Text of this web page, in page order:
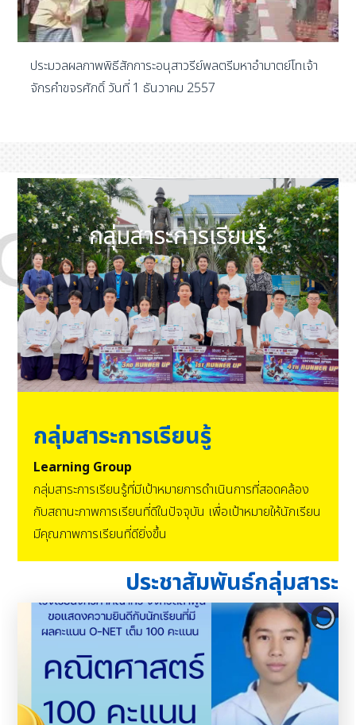
ประมวลผลภาพพิธีสักการะอนุสาวรีย์พลตรีมหาอำมาตย์โทเจ้า
จักรคำขจรศักดิ์ วันที่ 1 ธันวาคม 2557
กลุ่มสาระการเรียนรู้
กลุ่มสาระการเรียนรู้
Learning Group
กลุ่มสาระการเรียนรู้ที่มีเป้าหมายการดำเนินการที่สอดคล้อง
กับสถานะภาพการเรียนที่ดีในปัจจุบัน เพื่อเป้าหมายให้นักเรียน
มีคุณภาพการเรียนที่ดียิ่งขึ้น
ประชาสัมพันธ์กลุ่มสาระ